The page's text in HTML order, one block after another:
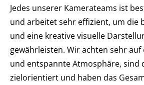
Jedes unserer Kamerateams ist
und arbeitet sehr effizient, um die
und eine kreative visuelle
gewährleisten. Wir achten sehr
und entspannte Atmosphäre, sind
zielorientiert und haben das